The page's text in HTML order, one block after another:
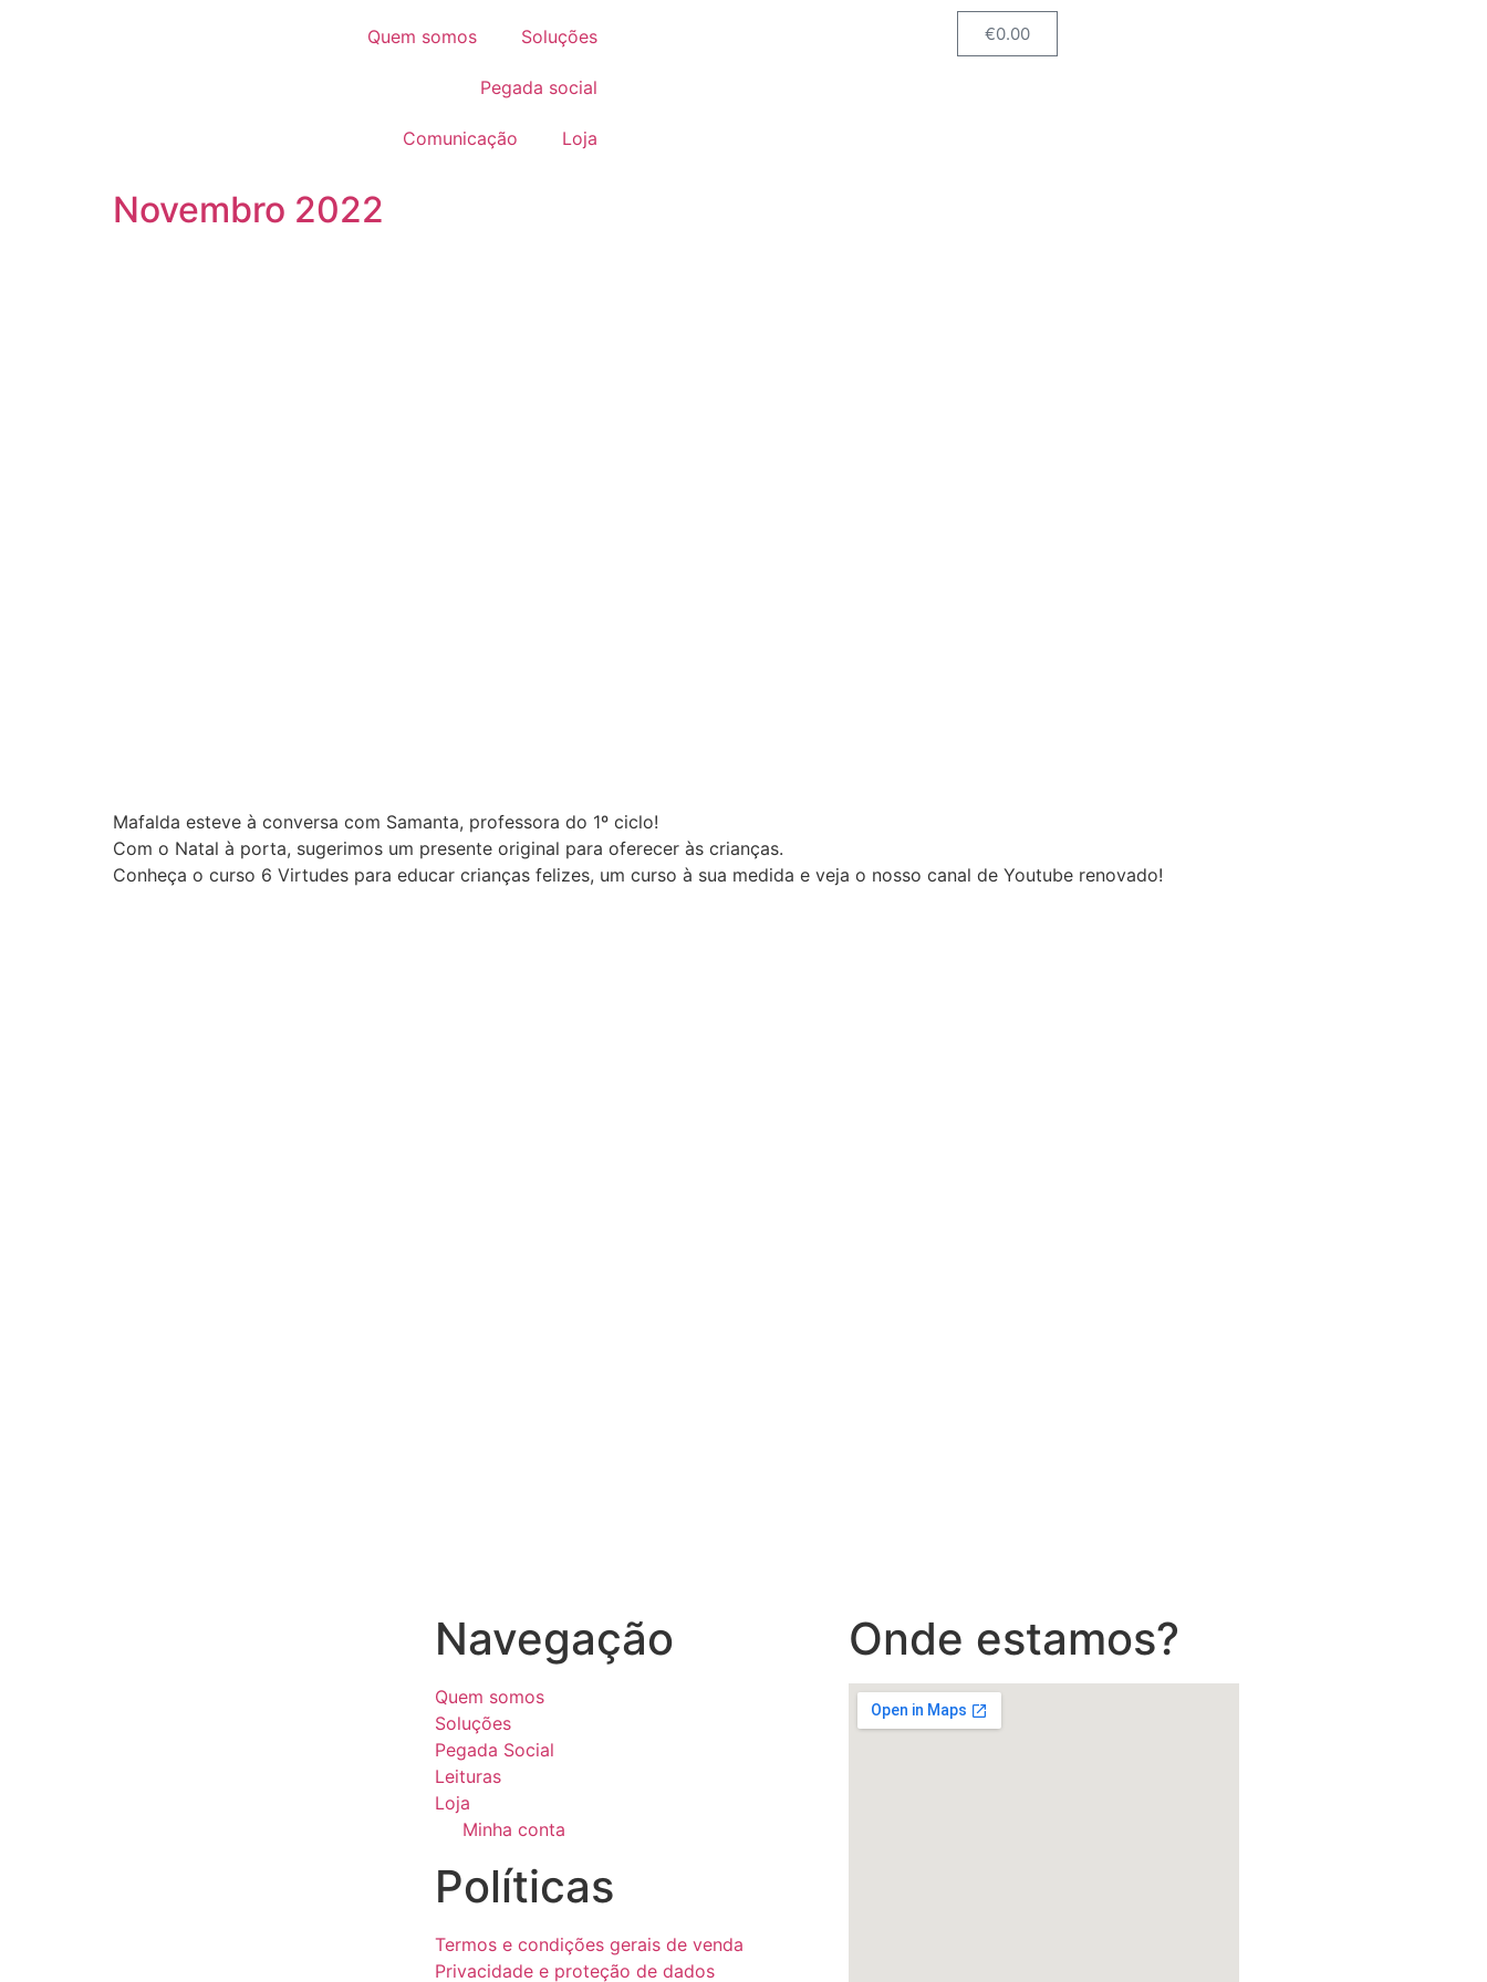
Quem somos Soluções
Pegada social
Comunicação Loja
€0.00
Novembro 2022
Mafalda esteve à conversa com Samanta, professora do 1º ciclo!
Com o Natal à porta, sugerimos um presente original para oferecer às crianças.
Conheça o curso 6 Virtudes para educar crianças felizes, um curso à sua medida e veja o nosso canal de Youtube renovado!
Navegação
Quem somos
Soluções
Pegada Social
Leituras
Loja
Minha conta
Políticas
Termos e condições gerais de venda
Privacidade e proteção de dados
Onde estamos?